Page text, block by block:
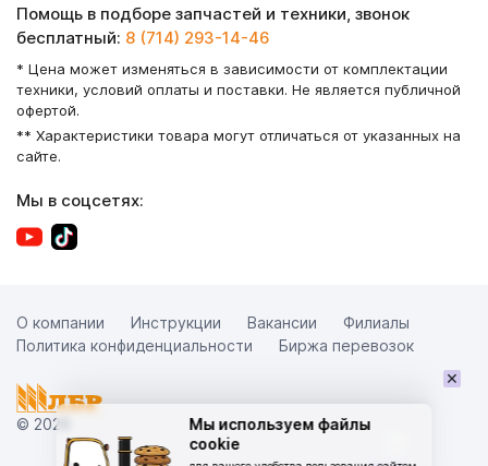
Мы используем файлы
cookie
Помощь в подборе запчастей и техники, звонок
бесплатный: 8 (714) 293-14-46
* Цена может изменяться в зависимости от комплектации
техники, условий оплаты и поставки. Не является публичной
офертой.
** Характеристики товара могут отличаться от указанных на
сайте.
Мы в соцсетях:
© 2026
О компании Инструкции Вакансии
Филиалы
Политика конфиденциальности
Биржа перевозок
×